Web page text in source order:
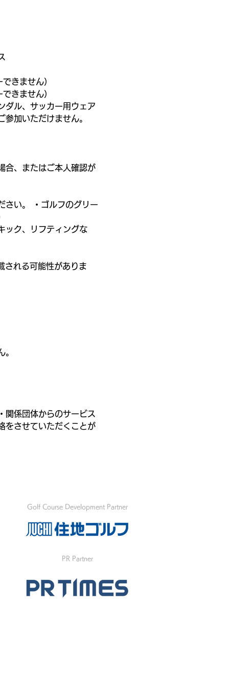
きません）
きません）
ダル、サッカー用ウェア
加いただけません。
合、またはご本人確認が
さい。 ・ゴルフのグリー
ック、リフティングな
される可能性がありま
。
関係団体からのサービス
をさせていただくことが
Golf Course Development Partner
PR Partner